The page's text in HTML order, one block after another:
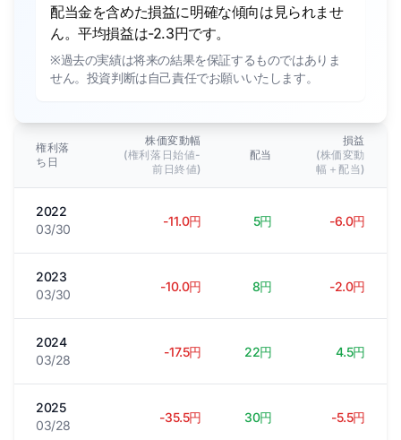
配当金を含めた損益に明確な傾向は見られませ
ん。平均損益は-2.3円です。
※過去の実績は将来の結果を保証するものではありま
せん。投資判断は自己責任でお願いいたします。
権利落
ち日
株価変動幅
(権利落日始値-
前日終値)
配当
損益
(株価変動
幅＋配当)
2022
03/30
-11.0円 5円 -6.0円
2023
03/30
-10.0円 8円 -2.0円
2024
03/28
-17.5円 22円 4.5円
2025
03/28
-35.5円 30円 -5.5円